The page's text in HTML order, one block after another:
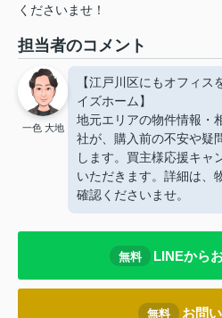
くださいませ！
担当者のコメント
一色 大地
【江戸川区にもオフィ
イズホーム】
地元エリアの物件情報・
社が、購入前の不安や疑
します。買主様応援キャ
いただきます。詳細は、
確認くださいませ。
無料 LINEから
無料 お問